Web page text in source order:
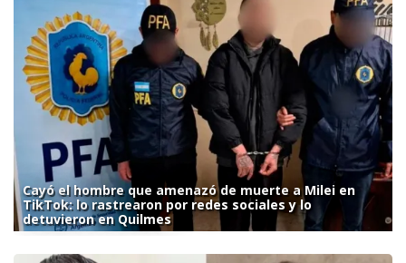
Cayó el hombre que amenazó de muerte a Milei en
TikTok: lo rastrearon por redes sociales y lo
detuvieron en Quilmes